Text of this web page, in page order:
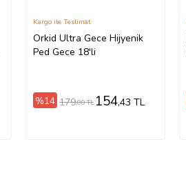
Orkid Ultra Gece Hijyenik
Ped Gece 18'li
Kargo ile Teslimat
%14 179,00 TL 154,43 TL